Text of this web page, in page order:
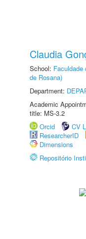
Claudia
School: Faculdade
de Rosana)
Department:
Academic
title: MS-3.2
Orcid
CV
ResearcherID
Dimensions
Repositório